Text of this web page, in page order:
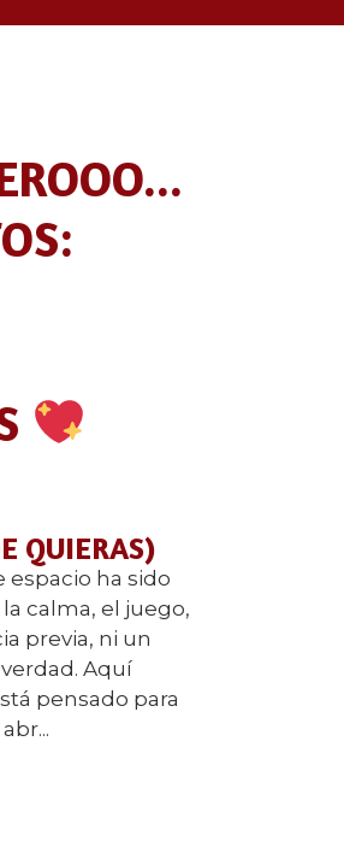
QUIERAS)
espacio ha sido
calma, el juego,
previa, ni un
Aquí
pensado para